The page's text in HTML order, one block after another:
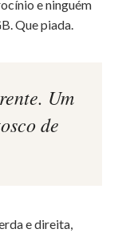
e ninguém
Que piada.
Um
de
e direita,